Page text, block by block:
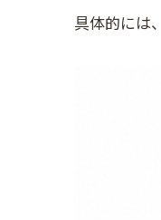
具体的には